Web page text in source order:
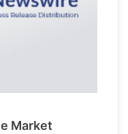
Market